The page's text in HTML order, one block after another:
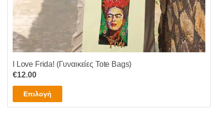
I Love Frida! (Γυναικείες Tote Bags)
€12.00
Επιλογή
το